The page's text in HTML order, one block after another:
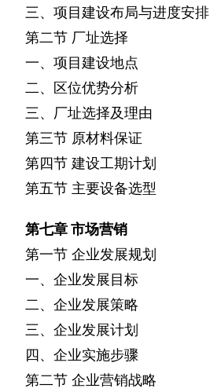
三、项目建设布局与进度安排
第二节 厂址选择
一、项目建设地点
二、区位优势分析
三、厂址选择及理由
第三节 原材料保证
第四节 建设工期计划
第五节 主要设备选型
第七章市场营销
第一节 企业发展规划
一、企业发展目标
二、企业发展策略
三、企业发展计划
四、企业实施步骤
第二节 企业营销战略